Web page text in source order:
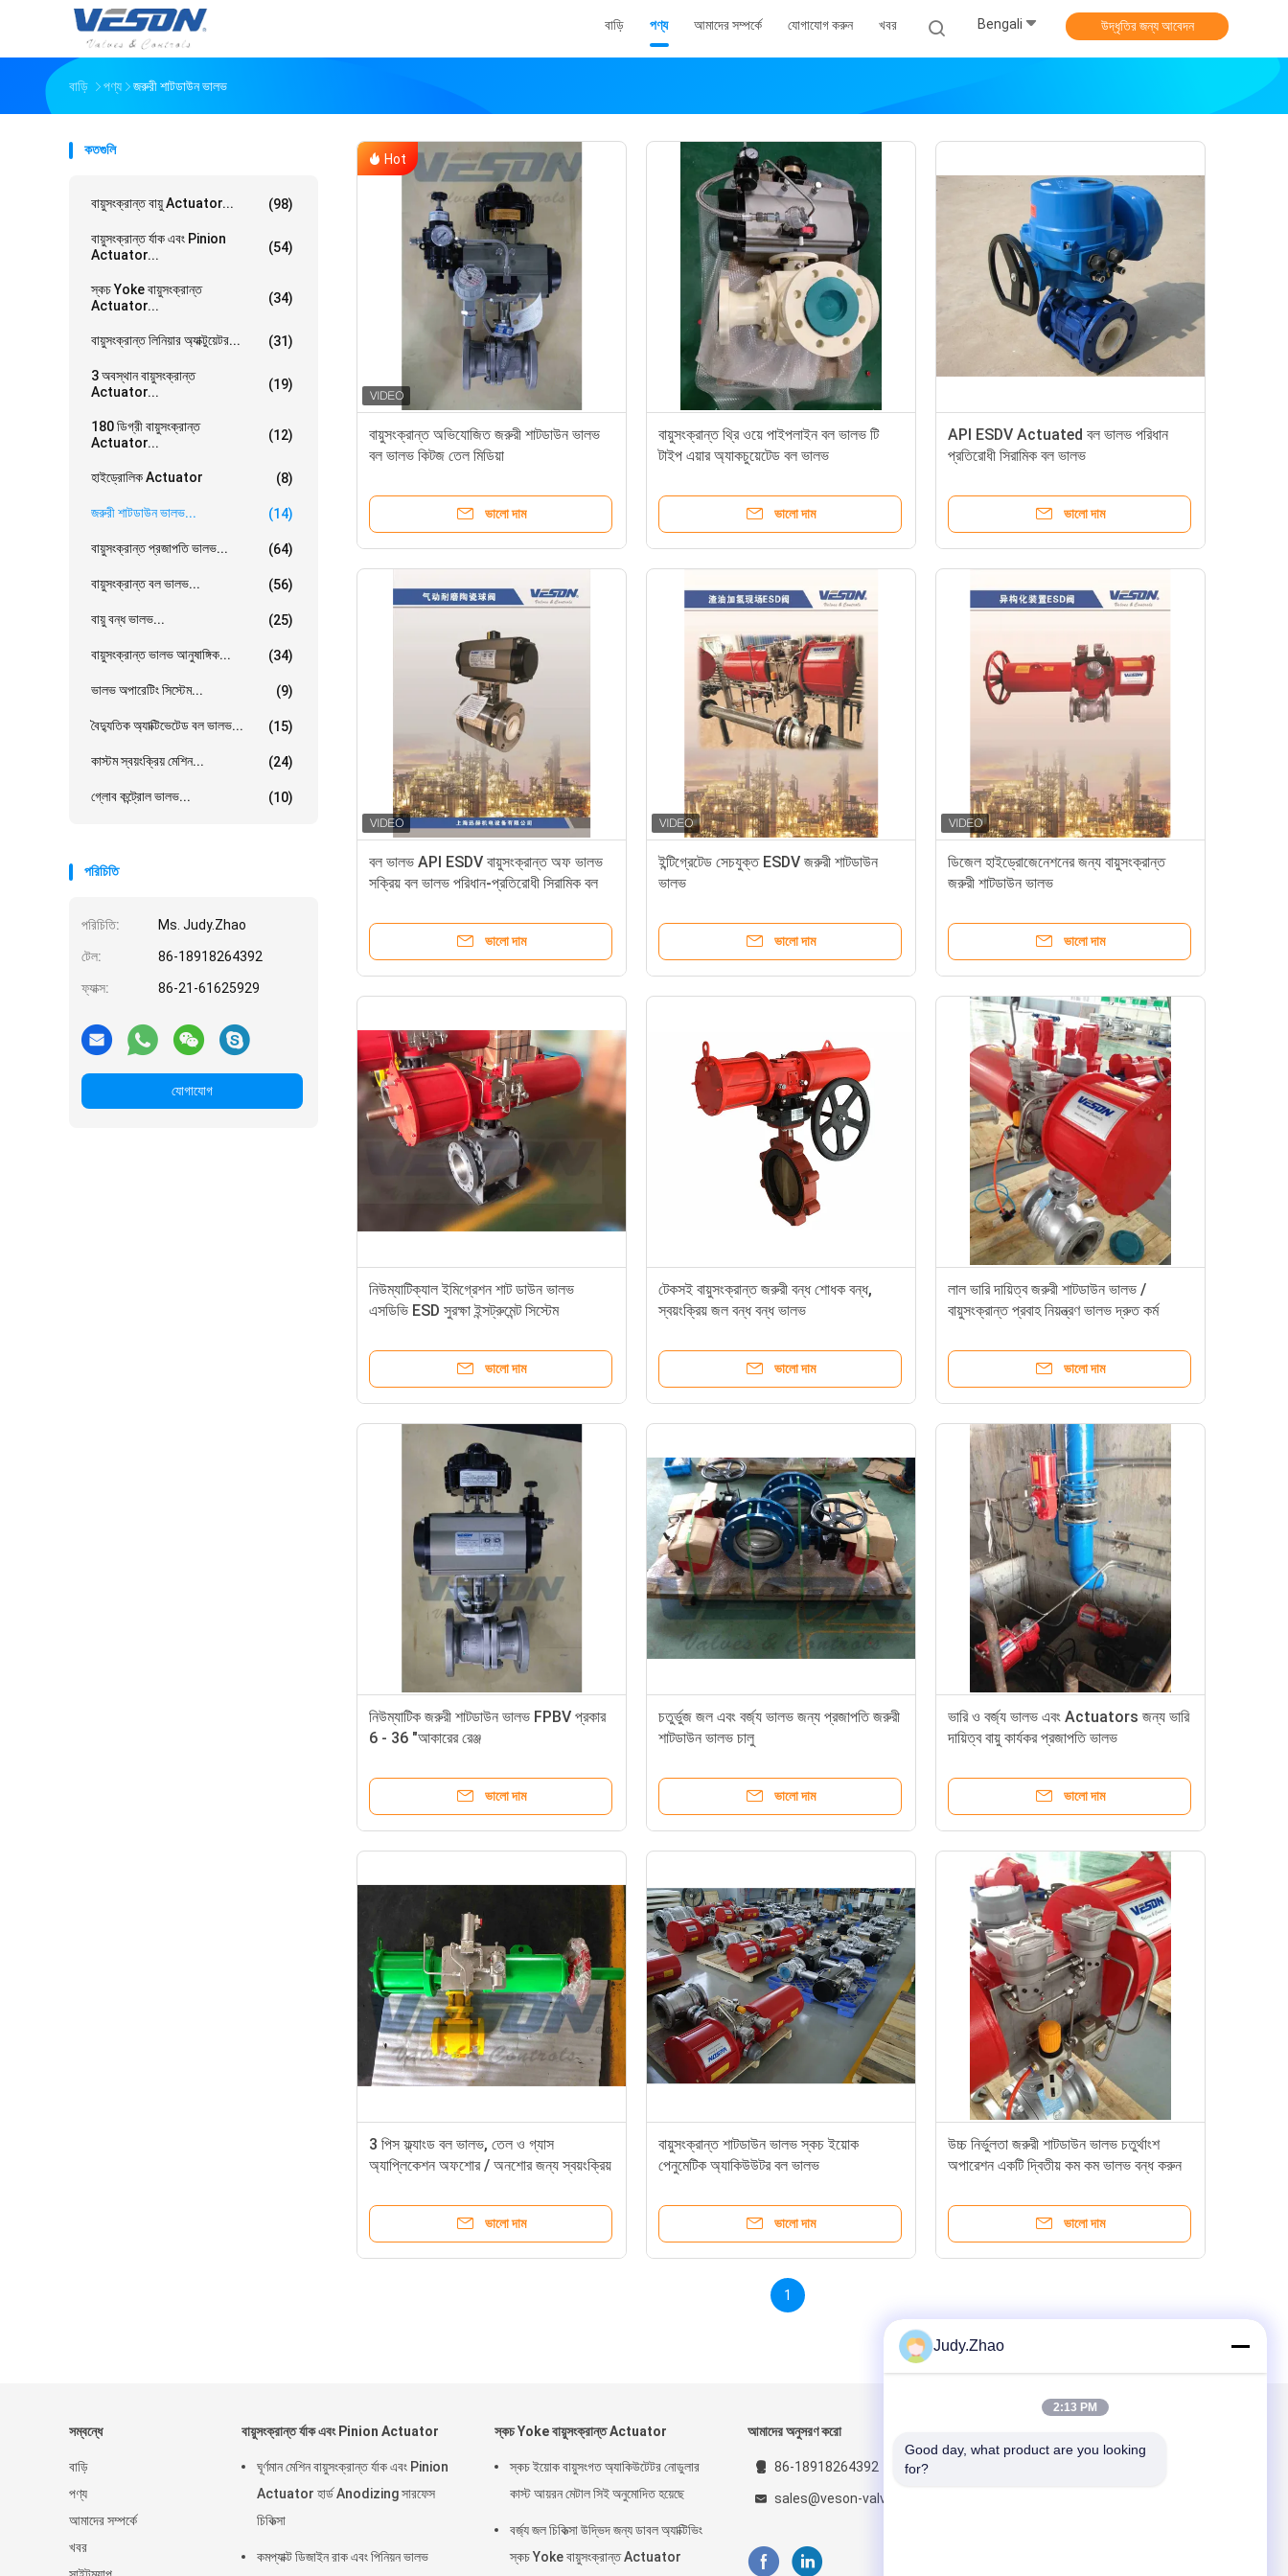
বাড়ি পণ্য আমাদের সম্পর্কে যোগাযোগ করুন খবর Bengali উদ্ধৃতির জন্য আবেদন
বাড়ি পণ্য জরুরী শাটডাউন ভালভ
কতগুলি
বায়ুসংক্রান্ত বায়ু Actuator... (98)
বায়ুসংক্রান্ত র্যাক এবং Pinion
Actuator...
(54)
স্কচ Yoke বায়ুসংক্রান্ত
Actuator...
(34)
বায়ুসংক্রান্ত লিনিয়ার অ্যাক্টুয়েটর... (31)
3 অবস্থান বায়ুসংক্রান্ত
Actuator...
(19)
180 ডিগ্রী বায়ুসংক্রান্ত
Actuator...
(12)
হাইড্রোলিক Actuator (8)
জরুরী শাটডাউন ভালভ... (14)
বায়ুসংক্রান্ত প্রজাপতি ভালভ... (64)
বায়ুসংক্রান্ত বল ভালভ... (56)
বায়ু বন্ধ ভালভ... (25)
বায়ুসংক্রান্ত ভালভ আনুষাঙ্গিক... (34)
ভালভ অপারেটিং সিস্টেম... (9)
বৈদ্যুতিক অ্যাক্টিভেটেড বল ভালভ... (15)
কাস্টম স্বয়ংক্রিয় মেশিন... (24)
গ্লোব কন্ট্রোল ভালভ... (10)
পরিচিতি
পরিচিতি: Ms. Judy.Zhao
টেল: 86-18918264392
ফ্যাক্স: 86-21-61625929
যোগাযোগ
Hot
বায়ুসংক্রান্ত অভিযোজিত জরুরী শাটডাউন ভালভ
বল ভালভ কিটজ তেল মিডিয়া
ভালো দাম
বায়ুসংক্রান্ত থ্রি ওয়ে পাইপলাইন বল ভালভ টি
টাইপ এয়ার অ্যাকচুয়েটেড বল ভালভ
ভালো দাম
API ESDV Actuated বল ভালভ পরিধান
প্রতিরোধী সিরামিক বল ভালভ
ভালো দাম
বল ভালভ API ESDV বায়ুসংক্রান্ত অফ ভালভ
সক্রিয় বল ভালভ পরিধান-প্রতিরোধী সিরামিক বল
ভালো দাম
ইন্টিগ্রেটেড সেচযুক্ত ESDV জরুরী শাটডাউন
ভালভ
ভালো দাম
ডিজেল হাইড্রোজেনেশনের জন্য বায়ুসংক্রান্ত
জরুরী শাটডাউন ভালভ
ভালো দাম
নিউম্যাটিক্যাল ইমিগ্রেশন শাট ডাউন ভালভ
এসডিভি ESD সুরক্ষা ইন্সট্রুমেন্ট সিস্টেম
ভালো দাম
টেকসই বায়ুসংক্রান্ত জরুরী বন্ধ শোধক বন্ধ,
স্বয়ংক্রিয় জল বন্ধ বন্ধ ভালভ
ভালো দাম
লাল ভারি দায়িত্ব জরুরী শাটডাউন ভালভ /
বায়ুসংক্রান্ত প্রবাহ নিয়ন্ত্রণ ভালভ দ্রুত কর্ম
ভালো দাম
নিউম্যাটিক জরুরী শাটডাউন ভালভ FPBV প্রকার
6 - 36 "আকারের রেঞ্জ
ভালো দাম
চতুর্ভুজ জল এবং বর্জ্য ভালভ জন্য প্রজাপতি জরুরী
শাটডাউন ভালভ চালু
ভালো দাম
ভারি ও বর্জ্য ভালভ এবং Actuators জন্য ভারি
দায়িত্ব বায়ু কার্যকর প্রজাপতি ভালভ
ভালো দাম
3 পিস ফ্ল্যাংড বল ভালভ, তেল ও গ্যাস
অ্যাপ্লিকেশন অফশোর / অনশোর জন্য স্বয়ংক্রিয়
ভালো দাম
বায়ুসংক্রান্ত শাটডাউন ভালভ স্কচ ইয়োক
পেনুমেটিক অ্যাকিউউটর বল ভালভ
ভালো দাম
উচ্চ নির্ভুলতা জরুরী শাটডাউন ভালভ চতুর্থাংশ
অপারেশন একটি দ্বিতীয় কম কম ভালভ বন্ধ করুন
ভালো দাম
1
সম্বন্ধে
বাড়ি
পণ্য
আমাদের সম্পর্কে
খবর
বায়ুসংক্রান্ত র্যাক এবং Pinion Actuator
ঘূর্ণমান মেশিন বায়ুসংক্রান্ত র্যাক এবং Pinion
Actuator হার্ড Anodizing সারফেস
চিকিত্সা
কমপ্যাক্ট ডিজাইন রাক এবং পিনিয়ন ভালভ
স্কচ Yoke বায়ুসংক্রান্ত Actuator
স্কচ ইয়োক বায়ুসংগত অ্যাকিউটেটর নোডুলার
কাস্ট আয়রন মেটাল সিই অনুমোদিত হয়েছে
বর্জ্য জল চিকিত্সা উদ্ভিদ জন্য ডাবল অ্যাক্টিভিং
স্কচ Yoke বায়ুসংক্রান্ত Actuator
আমাদের অনুসরণ করো
86-18918264392
sales@veson-valve.com
Judy.Zhao
2:13 PM
Good day, what product are you looking
for?